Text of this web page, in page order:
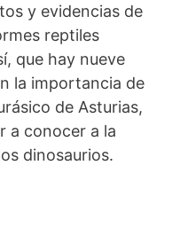
y evidencias de
reptiles
que hay nueve
la importancia de
de Asturias,
a conocer a la
dinosaurios.